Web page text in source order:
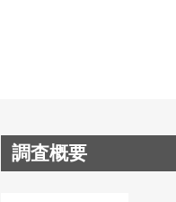
調査概要